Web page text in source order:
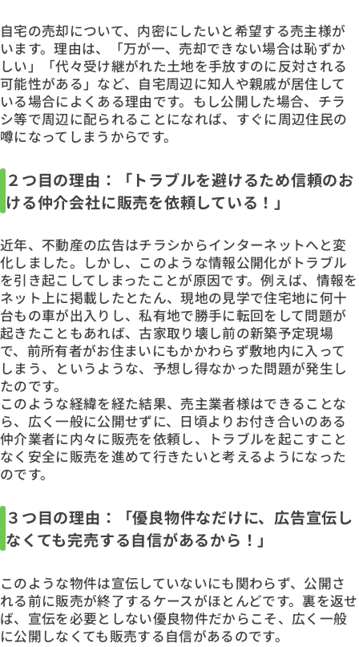
自宅の売却について、内密にしたいと希望する売主様が
います。理由は、「万が一、売却できない場合は恥ずか
しい」「代々受け継がれた土地を手放すのに反対される
可能性がある」など、自宅周辺に知人や親戚が居住して
いる場合によくある理由です。もし公開した場合、チラ
シ等で周辺に配られることになれば、すぐに周辺住民の
噂になってしまうからです。
２つ目の理由：「トラブルを避けるため信頼のお
ける仲介会社に販売を依頼している！」
近年、不動産の広告はチラシからインターネットへと変
化しました。しかし、このような情報公開化がトラブル
を引き起こしてしまったことが原因です。例えば、情報を
ネット上に掲載したとたん、現地の見学で住宅地に何十
台もの車が出入りし、私有地で勝手に転回をして問題が
起きたこともあれば、古家取り壊し前の新築予定現場
で、前所有者がお住まいにもかかわらず敷地内に入って
しまう、というような、予想し得なかった問題が発生し
たのです。
このような経緯を経た結果、売主業者様はできることな
ら、広く一般に公開せずに、日頃よりお付き合いのある
仲介業者に内々に販売を依頼し、トラブルを起こすこと
なく安全に販売を進めて行きたいと考えるようになった
のです。
３つ目の理由：「優良物件なだけに、広告宣伝し
なくても完売する自信があるから！」
このような物件は宣伝していないにも関わらず、公開さ
れる前に販売が終了するケースがほとんどです。裏を返せ
ば、宣伝を必要としない優良物件だからこそ、広く一般
に公開しなくても販売する自信があるのです。